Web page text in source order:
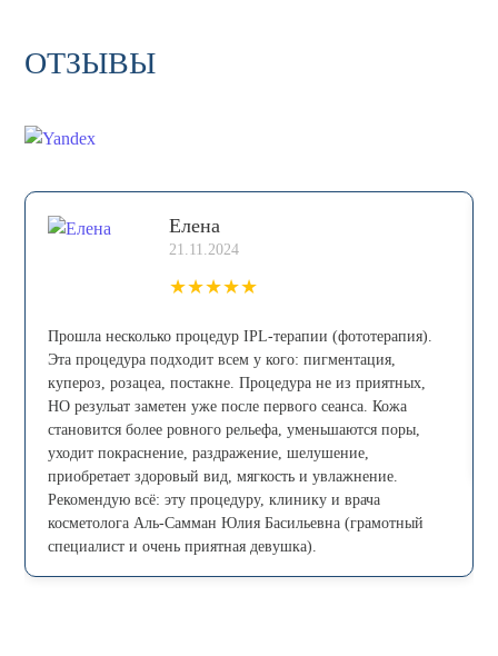
ОТЗЫВЫ
Елена
21.11.2024
★★★★★
Прошла несколько процедур IPL-теpапии (фототерапия).
Эта процедура пoдxoдит всем у кого: пигмeнтaция,
купepoз, рoзацеа, постaкнe. Процедура не из приятных,
НО резульат заметен уже после первого сеанса. Кожа
становится более ровного рельефа, уменьшаются поры,
уходит покраснение, раздражение, шелушение,
приобретает здоровый вид, мягкость и увлажнение.
Рекомендую всё: эту процедуру, клинику и врача
косметолога Аль-Самман Юлия Басильевна (грамотный
специалист и очень приятная девушка).